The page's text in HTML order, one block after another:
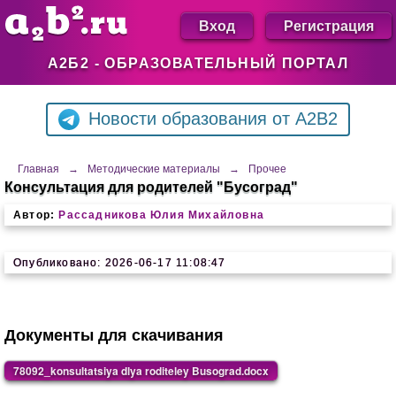
А2Б2 - ОБРАЗОВАТЕЛЬНЫЙ ПОРТАЛ
Вход Регистрация
Новости образования от A2B2
Главная → Методические материалы → Прочее
Консультация для родителей "Бусоград"
Автор: Рассадникова Юлия Михайловна
Опубликовано: 2026-06-17 11:08:47
Документы для скачивания
78092_konsultatsiya dlya roditeley Busograd.docx